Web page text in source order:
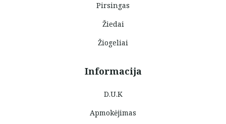
Pirsingas
Žiedai
Žiogeliai
Informacija
D.U.K
Apmokėjimas